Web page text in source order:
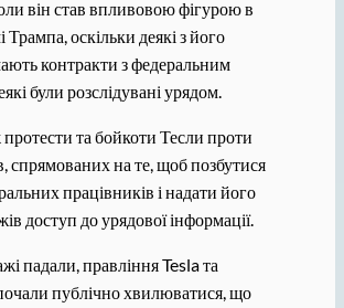
він став впливовою фігурою в
Трампа, оскільки деякі з його
контракти з федеральним
були розслідувані урядом.
та бойкоти Тесли проти
спрямованих на те, щоб позбутися
працівників і надати його
доступ до урядової інформації.
падали, правління Tesla та
публічно хвилюватися, що